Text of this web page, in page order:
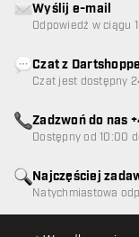
Najczęściej
Natychmiastowa
Wyślij e-mail
Odpowiedź w ciągu
Czat z
Czat jest dostępny
Zadzwoń do nas
Dostępny od 10:00